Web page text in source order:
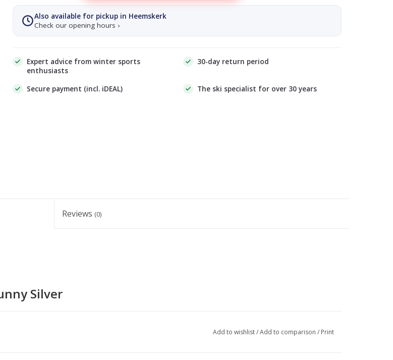
Also available for pickup in Heemskerk
Check our opening hours ›
Expert advice from winter sports
enthusiasts
30-day return period
Secure payment (incl. iDEAL) The ski specialist for over 30 years
Reviews (0)
Silver
Add to wishlist/Add to comparison / Print